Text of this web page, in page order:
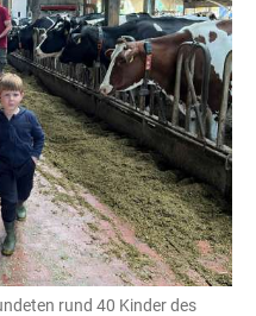
rund 40 Kinder des